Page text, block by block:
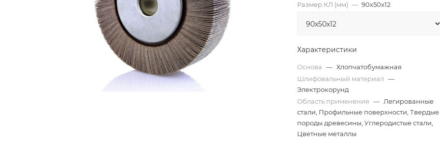
Размер КЛ (мм) — 90x50x12
Характеристики
Основа — Хлопчатобумажная
Шлифовальный материал —
Электрокорунд
Область применения — Легированные
стали, Профильные поверхности, Твердые
породы древесины, Углеродистые стали,
Цветные металлы